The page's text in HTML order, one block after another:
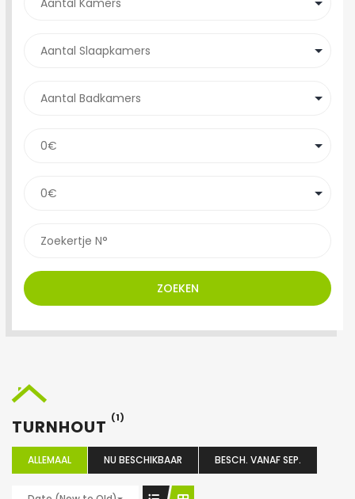
ZOEKEN
TURNHOUT (1)
ALLEMAAL NU BESCHIKBAAR BESCH. VANAF SEP.